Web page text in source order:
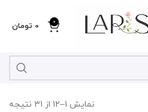
0
0 تومان
نمایش 1–12 از 31 نتیجه